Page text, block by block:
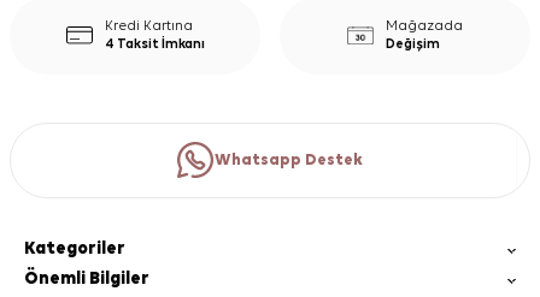
Kredi Kartına
4 Taksit İmkanı
Mağazada
Değişim
Whatsapp Destek
Kategoriler
Önemli Bilgiler